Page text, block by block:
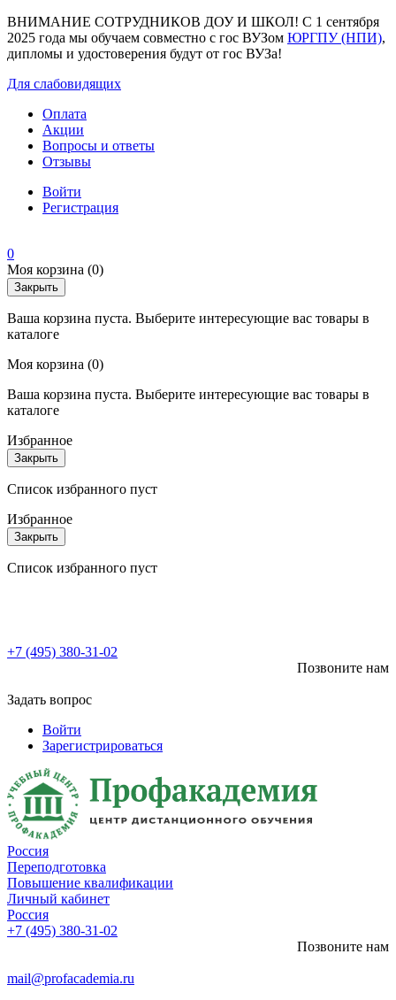
ВНИМАНИЕ СОТРУДНИКОВ ДОУ И ШКОЛ! С 1 сентября
2025 года мы обучаем совместно с гос ВУЗом ЮРГПУ (НПИ),
дипломы и удостоверения будут от гос ВУЗа!
Для слабовидящих
Оплата
Акции
Вопросы и ответы
Отзывы
Войти
Регистрация
0
Моя корзина (0)
Закрыть
Ваша корзина пуста. Выберите интересующие вас товары в
каталоге
Моя корзина (0)
Ваша корзина пуста. Выберите интересующие вас товары в
каталоге
Избранное
Закрыть
Список избранного пуст
Избранное
Закрыть
Список избранного пуст
+7 (495) 380-31-02
Позвоните нам
Задать вопрос
Войти
Зарегистрироваться
Россия
Переподготовка
Повышение квалификации
Личный кабинет
Россия
+7 (495) 380-31-02
Позвоните нам
mail@profacademia.ru